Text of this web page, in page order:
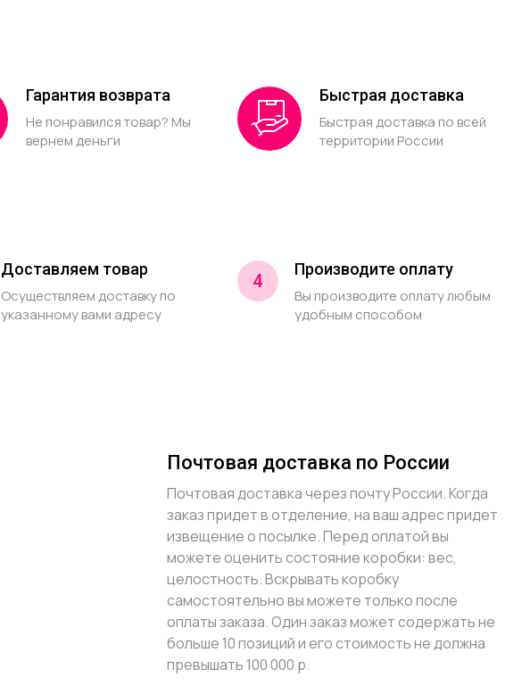
Гарантия возврата
Не понравился товар? Мы
вернем деньги
Быстрая доставка
Быстрая доставка по всей
территории России
Доставляем товар
Осуществляем доставку по
указанному вами адресу
4
Производите оплату
Вы производите оплату любым
удобным способом
Почтовая доставка по России
Почтовая доставка через почту России. Когда
заказ придет в отделение, на ваш адрес придет
извещение о посылке. Перед оплатой вы
можете оценить состояние коробки: вес,
целостность. Вскрывать коробку
самостоятельно вы можете только после
оплаты заказа. Один заказ может содержать не
больше 10 позиций и его стоимость не должна
превышать 100 000 р.